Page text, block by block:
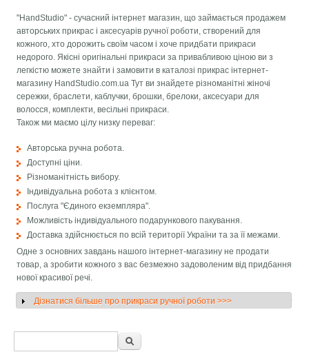
"HandStudio" - сучасний інтернет магазин, що займається продажем
авторських прикрас і аксесуарів ручної роботи, створений для
кожного, хто дорожить своїм часом і хоче придбати прикраси
недорого. Якісні оригінальні прикраси за привабливою ціною ви з
легкістю можете знайти і замовити в каталозі прикрас інтернет-
магазину HandStudio.com.ua Тут ви знайдете різноманітні жіночі
сережки, браслети, каблучки, брошки, брелоки, аксесуари для
волосся, комплекти, весільні прикраси.
Також ми маємо цілу низку переваг:
Авторська ручна робота.
Доступні ціни.
Різноманітність вибору.
Індивідуальна робота з клієнтом.
Послуга "Єдиного екземпляра".
Можливість індивідуального подарункового пакування.
Доставка здійснюється по всій території України та за її межами.
Одне з основних завдань нашого інтернет-магазину не продати
товар, а зробити кожного з вас безмежно задоволеним від придбання
нової красивої речі.
Показать
Дізнатися більше про прикраси ручної роботи >>>
Форма поиска